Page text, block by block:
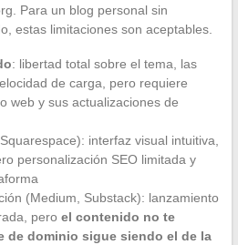
Para un blog personal sin
estas limitaciones son aceptables.
: libertad total sobre el tema, las
de carga, pero requiere
web y sus actualizaciones de
interfaz visual intuitiva,
personalización SEO limitada y
(Medium, Substack): lanzamiento
pero el contenido no te
de dominio sigue siendo el de la